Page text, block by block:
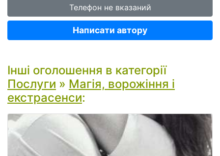
Телефон не вказаний
Написати автору
Інші оголошення в категорії
Послуги » Магія, ворожіння і
екстрасенси: